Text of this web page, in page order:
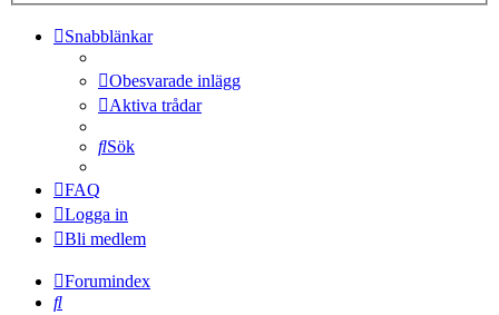
Snabblänkar
Obesvarade inlägg
Aktiva trådar
Sök
FAQ
Logga in
Bli medlem
Forumindex
Sök